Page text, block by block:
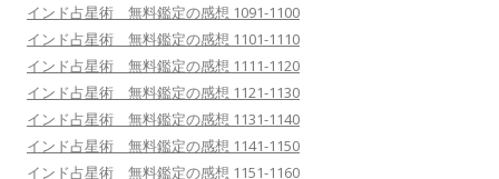
インド占星術 無料鑑定の感想 1091-1100
インド占星術 無料鑑定の感想 1101-1110
インド占星術 無料鑑定の感想 1111-1120
インド占星術 無料鑑定の感想 1121-1130
インド占星術 無料鑑定の感想 1131-1140
インド占星術 無料鑑定の感想 1141-1150
インド占星術 無料鑑定の感想 1151-1160